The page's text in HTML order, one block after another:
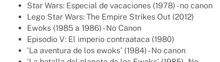
Star Wars: Especial de vacaciones (1978) - no canon
Lego Star Wars: The Empire Strikes Out (2012)
Ewoks (1985 a 1986) - No Canon
Episodio V: El imperio contraataca (1980)
'La aventura de los ewoks' (1984) - No canon